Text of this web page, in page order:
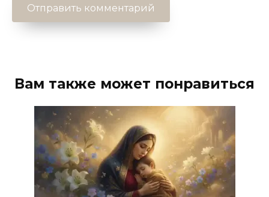
Вам также может понравиться